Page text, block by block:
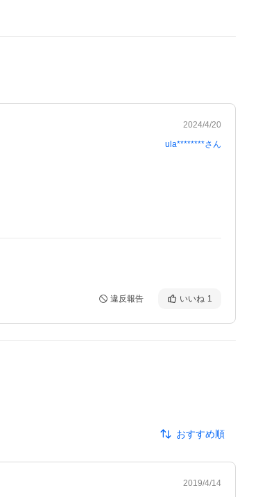
2024/4/20
ula********さん
違反報告 いいね 1
おすすめ順
2019/4/14